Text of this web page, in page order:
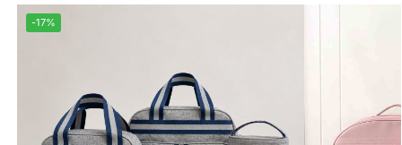
-17%